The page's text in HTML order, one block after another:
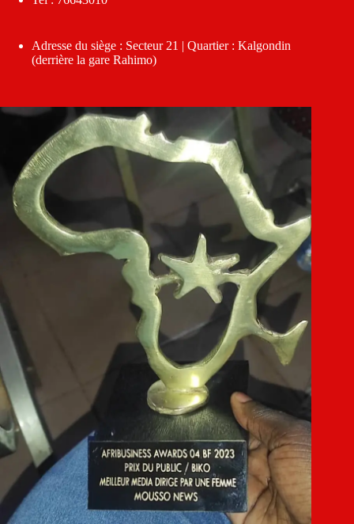
Adresse du siège : Secteur 21 | Quartier : Kalgondin
(derrière la gare Rahimo)